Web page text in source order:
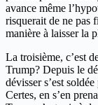
avance même
risquerait de ne pas
manière à laisser la
La troisième, c’est
Trump? Depuis le
dévisser s’est
Certes, en s’en